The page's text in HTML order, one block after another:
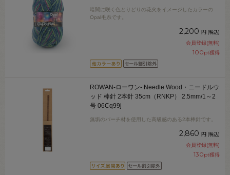
暗闇に咲く色とりどりの花火をイメージしたカラーの
Opal毛糸です。
2,200 円 (税込)
会員登録(無料)
100pt獲得
ROWAN-ローワン- Needle Wood・ニードルウ
ッド 棒針 2本針 35cm（RNKP） 2.5mm/1～2
号 06Cq99j
無垢のバーチ材を使用した高級感のある2本棒針です。
2,860 円 (税込)
会員登録(無料)
130pt獲得